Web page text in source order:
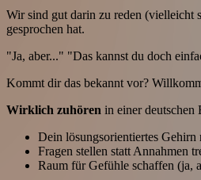
Wir sind gut darin zu reden (vielleicht
gesprochen hat.
"Ja, aber..." "Das kannst du doch
Kommt dir das bekannt vor?
Wirklich zuhören in einer deutschen
Dein lösungsorientiertes Gehirn
Fragen stellen statt Annahmen
Raum für Gefühle schaffen (ja,